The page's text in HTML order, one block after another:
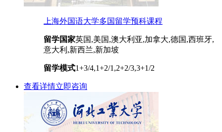
上海外国语大学多国留学预科课程
留学国家英国,美国,澳大利亚,加拿大,德国,西班牙,
意大利,新西兰,新加坡
留学模式1+3/4,1+2/1,2+2/3,3+1/2
查看详情立即咨询